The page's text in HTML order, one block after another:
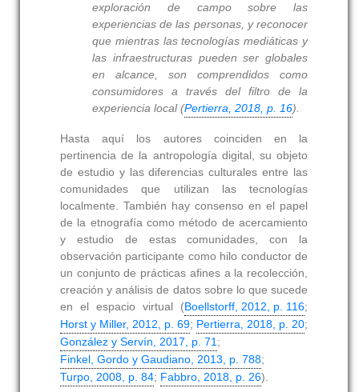
exploración de campo sobre las
experiencias de las personas, y reconocer
que mientras las tecnologías mediáticas y
las infraestructuras pueden ser globales
en alcance, son comprendidos como
consumidores a través del filtro de la
experiencia local (Pertierra, 2018, p. 16).
Hasta aquí los autores coinciden en la
pertinencia de la antropología digital, su objeto
de estudio y las diferencias culturales entre las
comunidades que utilizan las tecnologías
localmente. También hay consenso en el papel
de la etnografía como método de acercamiento
y estudio de estas comunidades, con la
observación participante como hilo conductor de
un conjunto de prácticas afines a la recolección,
creación y análisis de datos sobre lo que sucede
en el espacio virtual (Boellstorff, 2012, p. 116;
Horst y Miller, 2012, p. 69; Pertierra, 2018, p. 20;
González y Servín, 2017, p. 71 ;
Finkel, Gordo y Gaudiano, 2013, p. 788;
Turpo, 2008, p. 84; Fabbro, 2018, p. 26).